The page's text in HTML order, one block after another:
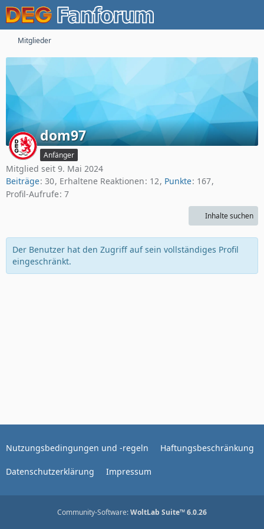
Mitglieder
dom97
Anfänger
Mitglied seit 9. Mai 2024
Beiträge 30 Erhaltene Reaktionen 12 Punkte 167
Profil-Aufrufe 7
Inhalte suchen
Der Benutzer hat den Zugriff auf sein vollständiges Profil
eingeschränkt.
Nutzungsbedingungen und -regeln Haftungsbeschränkung
Datenschutzerklärung Impressum
Community-Software:WoltLab Suite™ 6.0.26